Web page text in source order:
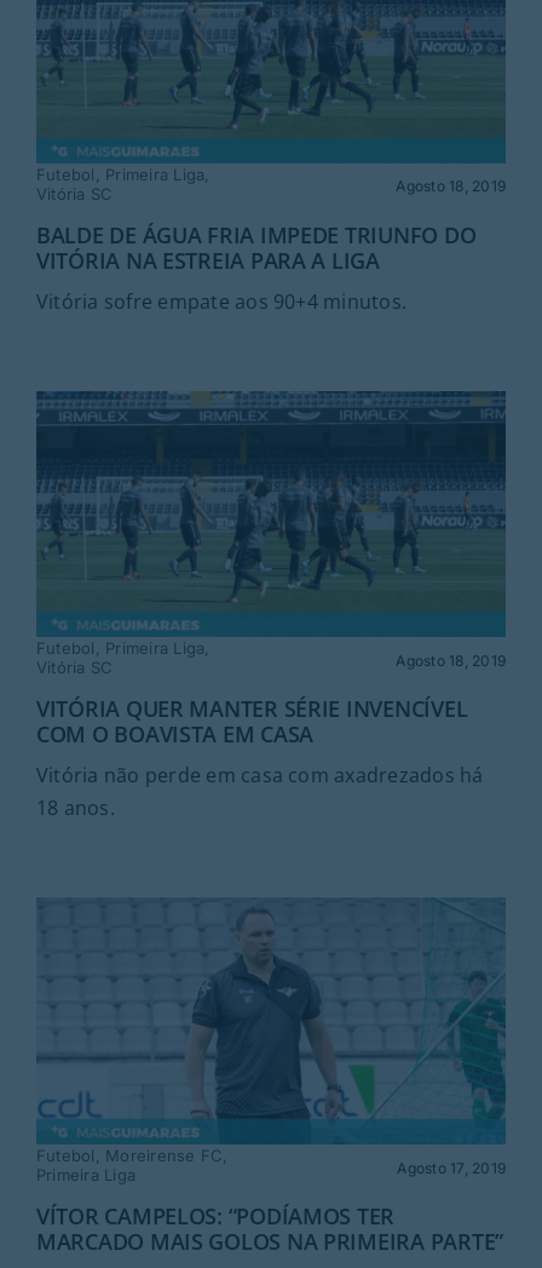
Futebol Primeira Liga
Vitória SC
Agosto 18, 2019
BALDE DE ÁGUA FRIA IMPEDE TRIUNFO DO
VITÓRIA NA ESTREIA PARA A LIGA
Vitória sofre empate aos 90+4 minutos.
Futebol, Primeira Liga,
Vitória SC
Agosto 18, 2019
VITÓRIA QUER MANTER SÉRIE INVENCÍVEL
COM O BOAVISTA EM CASA
Vitória não perde em casa com axadrezados há
18 anos.
Futebol Moreirense FC
Primeira Liga
Agosto 17, 2019
VÍTOR CAMPELOS: “PODÍAMOS TER
MARCADO MAIS GOLOS NA PRIMEIRA PARTE”